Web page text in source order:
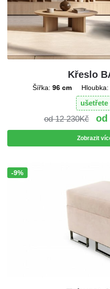
Křeslo
Šířka: 96 cm Hloubka:
ušetřete
12 230Kč
Zobrazit
Sleva!
-9%